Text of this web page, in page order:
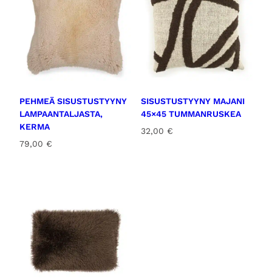
PEHMEÄ SISUSTUSTYYNY
LAMPAANTALJASTA,
KERMA
79,00 €
SISUSTUSTYYNY MAJANI
45×45 TUMMANRUSKEA
32,00 €